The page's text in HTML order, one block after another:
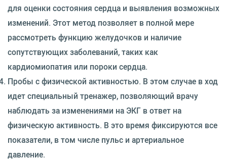
для оценки состояния сердца и выявления возможных
изменений. Этот метод позволяет в полной мере
рассмотреть функцию желудочков и наличие
сопутствующих заболеваний, таких как
кардиомиопатия или пороки сердца.
Пробы с физической активностью. В этом случае в ход
идет специальный тренажер, позволяющий врачу
наблюдать за изменениями на ЭКГ в ответ на
физическую активность. В это время фиксируются все
показатели, в том числе пульс и артериальное
давление.